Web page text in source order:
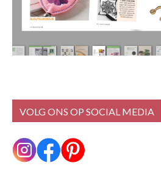
VOLG ONS OP SOCIAL MEDIA